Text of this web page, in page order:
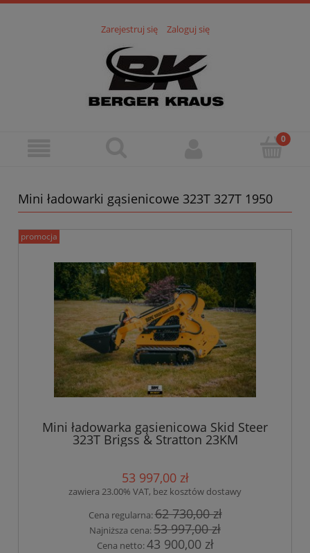
Zarejestruj się Zaloguj się
Mini ładowarki gąsienicowe 323T 327T 1950
Mini ładowarka gąsienicowa Skid Steer
323T Brigss & Stratton 23KM
53 997,00 zł
zawiera 23.00% VAT, bez kosztów dostawy
Cena regularna:62 730,00 zł
Najniższa cena:53 997,00 zł
Cena netto:43 900,00 zł
promocja